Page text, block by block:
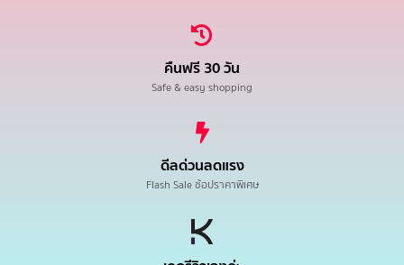
คืนฟรี 30 วัน
Safe & easy shopping
ดีลด่วนลดแรง
Flash Sale ช้อปราคาพิเศษ